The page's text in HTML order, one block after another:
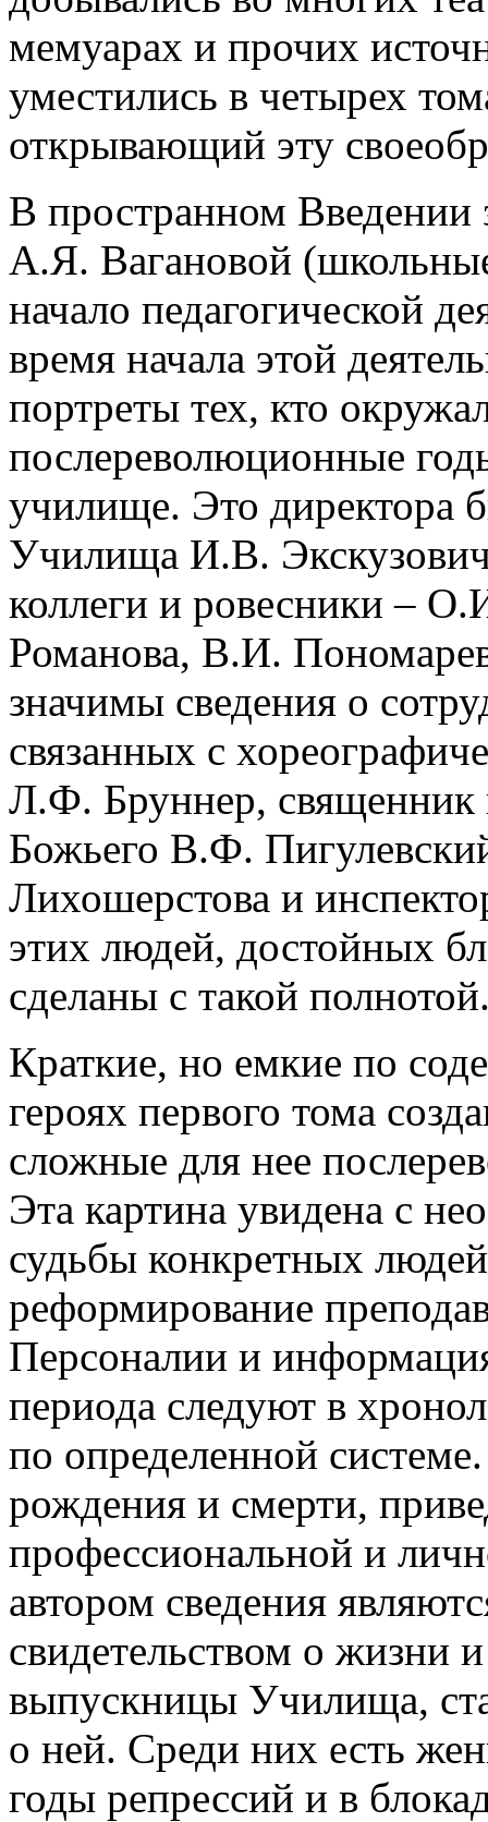
мемуарах и прочих
уместились в четырех
открывающий эту
В пространном Введении
А.Я. Вагановой
начало педагогической
время начала этой
портреты тех, кто
послереволюционные
училище. Это директора
Училища И.В.
коллеги и ровесники –
Романова, В.И.
значимы сведения о
связанных с
Л.Ф. Бруннер, священник
Божьего В.Ф.
Лихошерстова и
этих людей, достойных
сделаны с такой
Краткие, но емкие по
героях первого тома
сложные для нее
Эта картина увидена с
судьбы конкретных
реформирование
Персоналии и
периода следуют в
по определенной
рождения и смерти,
профессиональной и
автором сведения
свидетельством о жизни
выпускницы Училища,
о ней. Среди них есть
годы репрессий и в